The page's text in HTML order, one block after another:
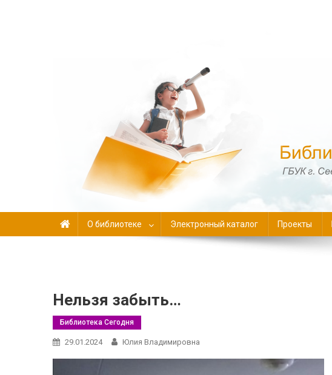
О библиотеке Электронный каталог Проекты
Нельзя забыть…
Библиотека Сегодня
29.01.2024 Юлия Владимировна